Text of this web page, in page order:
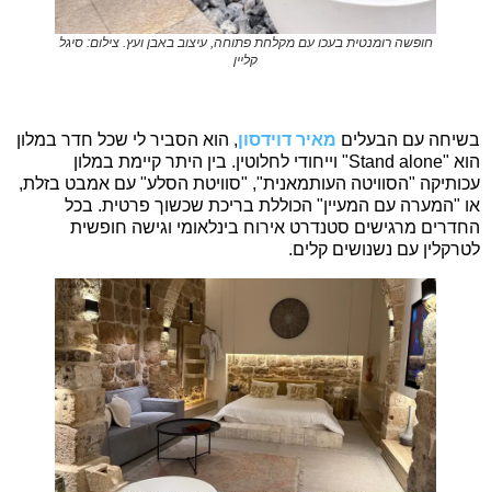
חופשה רומנטית בעכו עם מקלחת פתוחה, עיצוב באבן ועץ. צילום: סיגל
קליין
בשיחה עם הבעלים מאיר דוידסון, הוא הסביר לי שכל חדר במלון
הוא "Stand alone" וייחודי לחלוטין. בין היתר קיימת במלון
עכותיקה "הסוויטה העותמאנית", "סוויטת הסלע" עם אמבט בזלת,
או "המערה עם המעיין" הכוללת בריכת שכשוך פרטית. בכל
החדרים מרגישים סטנדרט אירוח בינלאומי וגישה חופשית
לטרקלין עם נשנושים קלים.